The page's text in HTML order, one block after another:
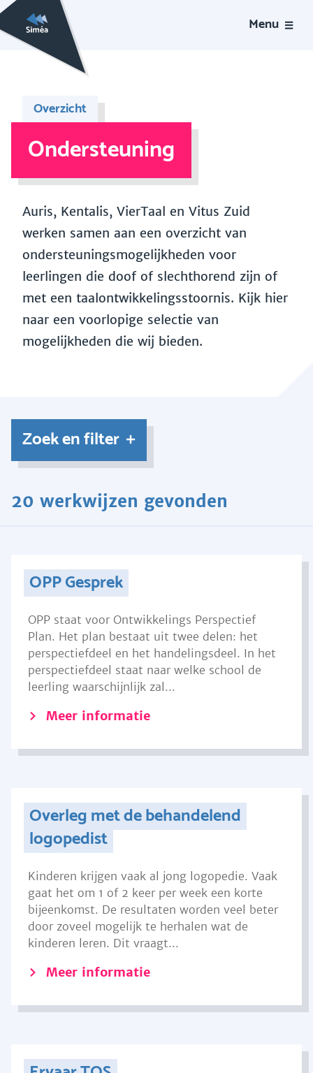
Menu
Overzicht
Ondersteuning
Auris, Kentalis, VierTaal en Vitus Zuid
werken samen aan een overzicht van
ondersteuningsmogelijkheden voor
leerlingen die doof of slechthorend zijn of
met een taalontwikkelingsstoornis. Kijk hier
naar een voorlopige selectie van
mogelijkheden die wij bieden.
Zoek en filter
20 werkwijzen gevonden
OPP Gesprek
OPP staat voor Ontwikkelings Perspectief
Plan. Het plan bestaat uit twee delen: het
perspectiefdeel en het handelingsdeel. In het
perspectiefdeel staat naar welke school de
leerling waarschijnlijk zal...
Meer informatie
Overleg met de behandelend
logopedist
Kinderen krijgen vaak al jong logopedie. Vaak
gaat het om 1 of 2 keer per week een korte
bijeenkomst. De resultaten worden veel beter
door zoveel mogelijk te herhalen wat de
kinderen leren. Dit vraagt...
Meer informatie